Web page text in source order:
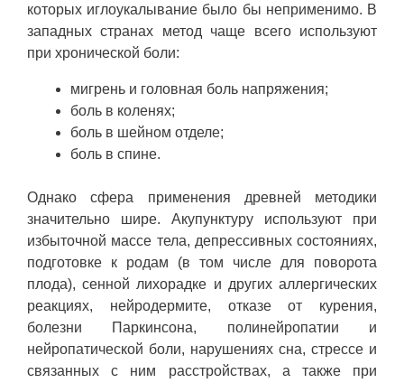
которых иглоукалывание было бы неприменимо. В
западных странах метод чаще всего используют
при хронической боли:
мигрень и головная боль напряжения;
боль в коленях;
боль в шейном отделе;
боль в спине.
Однако сфера применения древней методики
значительно шире. Акупунктуру используют при
избыточной массе тела, депрессивных состояниях,
подготовке к родам (в том числе для поворота
плода), сенной лихорадке и других аллергических
реакциях, нейродермите, отказе от курения,
болезни Паркинсона, полинейропатии и
нейропатической боли, нарушениях сна, стрессе и
связанных с ним расстройствах, а также при